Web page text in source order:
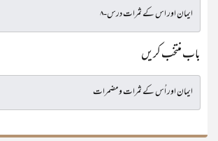
باب منتخب کریں